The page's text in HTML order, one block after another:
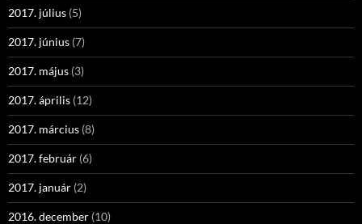
2017. július (5)
2017. június (7)
2017. május (3)
2017. április (12)
2017. március (8)
2017. február (6)
2017. január (2)
2016. december (10)